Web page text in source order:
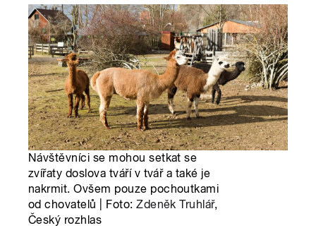
Návštěvníci se mohou setkat se
zvířaty doslova tváří v tvář a také je
nakrmit. Ovšem pouze pochoutkami
od chovatelů | Foto:Zdeněk Truhlář,
Český rozhlas